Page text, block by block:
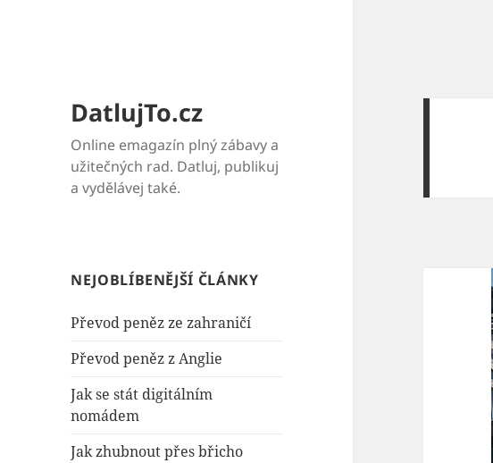
DatlujTo.cz
Online emagazín plný zábavy a
užitečných rad. Datluj, publikuj
a vydělávej také.
NEJOBLÍBENĚJŠÍ ČLÁNKY
Převod peněz ze zahraničí
Převod peněz z Anglie
Jak se stát digitálním
nomádem
Jak zhubnout přes břicho